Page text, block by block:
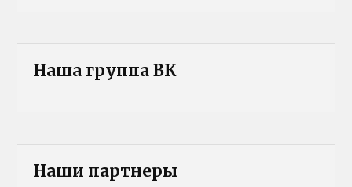
Наша группа ВК
Наши партнеры